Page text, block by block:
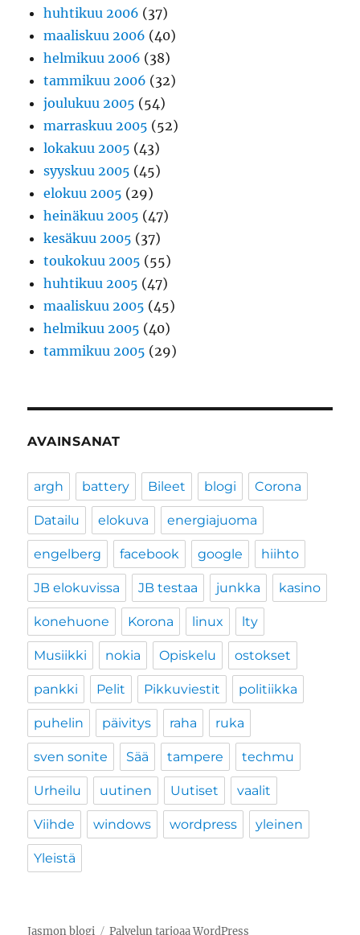
huhtikuu 2006 (37)
maaliskuu 2006 (40)
helmikuu 2006 (38)
tammikuu 2006 (32)
joulukuu 2005 (54)
marraskuu 2005 (52)
lokakuu 2005 (43)
syyskuu 2005 (45)
elokuu 2005 (29)
heinäkuu 2005 (47)
kesäkuu 2005 (37)
toukokuu 2005 (55)
huhtikuu 2005 (47)
maaliskuu 2005 (45)
helmikuu 2005 (40)
tammikuu 2005 (29)
AVAINSANAT
argh battery Bileet blogi Corona
Datailu elokuva energiajuoma
engelberg facebook google hiihto
JB elokuvissa JB testaa junkka kasino
konehuone Korona linux lty
Musiikki nokia Opiskelu ostokset
pankki Pelit Pikkuviestit politiikka
puhelin päivitys raha ruka
sven sonite Sää tampere techmu
Urheilu uutinen Uutiset vaalit
Viihde windows wordpress yleinen
Yleistä
Jasmon blogi Palvelun tarjoaa WordPress